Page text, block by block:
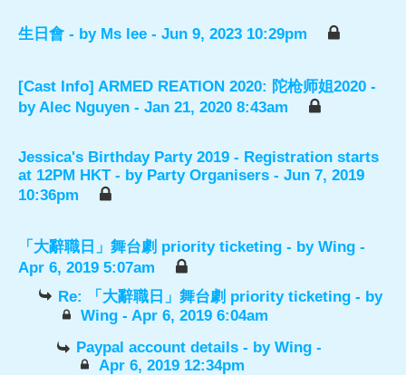
生日會 - by Ms lee - Jun 9, 2023 10:29pm
[Cast Info] ARMED REATION 2020: 陀枪师姐2020 -
byAlec Nguyen - Jan 21, 2020 8:43am
Jessica's Birthday Party 2019 - Registration starts
at 12PM HKT - by Party Organisers - Jun 7, 2019
10:36pm
「大辭職日」舞台劇 priority ticketing - by Wing -
Apr 6, 2019 5:07am
Re: 「大辭職日」舞台劇 priority ticketing - by
Wing- Apr 6, 2019 6:04am
Paypal account details - byWing -
Apr 6, 2019 12:34pm